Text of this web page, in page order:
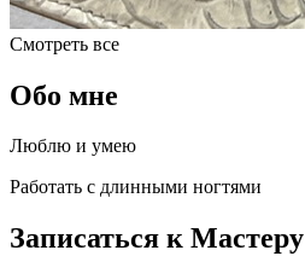
Смотреть все
Обо мне
Люблю и умею
Работать с длинными ногтями
Записаться к Мастеру